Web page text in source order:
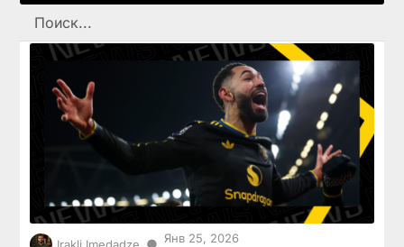
Irakli Imedadze Янв 25, 2026